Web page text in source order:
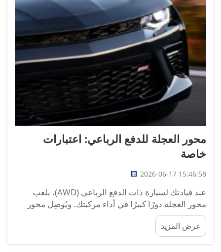
محور العجلة للدفع الرباعي: اعتبارات
خاصة
2026-06-17 15:46:58
عند قيادتك لسيارة ذات الدفع الرباعي (AWD)، يلعب
محور العجلة دورًا كبيرًا في أداء مركبتك. ويُوصِل محور
العجلة العجلة بالسيارة ويساعد في دورانها بسلاسة. أما
في السيارات ذات الدفع الرباعي، فيجب أن يكون محور
العجلة قويًّا وموثوقًا به لأن جميع العجلات...
عرض المزيد